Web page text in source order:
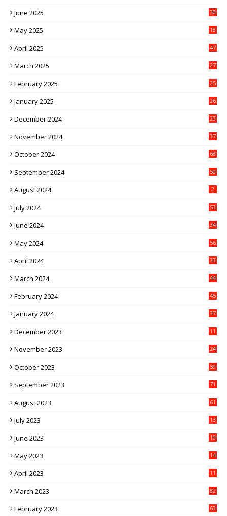
June 2025 30
May 2025 18
April 2025 47
March 2025 27
February 2025 25
January 2025 26
December 2024 23
November 2024 37
October 2024 68
September 2024 50
August 2024 2
July 2024 53
June 2024 34
May 2024 56
April 2024 33
March 2024 44
February 2024 45
January 2024 37
December 2023 11
November 2023 24
October 2023 59
September 2023 71
August 2023 61
July 2023
13
June 2023
10
May 2023
14
April 2023
11
March 2023 82
February 2023 63